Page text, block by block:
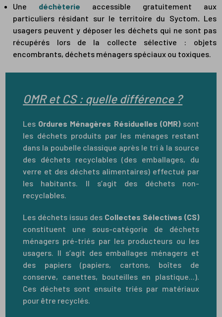
Une déchèterie accessible gratuitement aux
particuliers résidant sur le territoire du Syctom. Les
usagers peuvent y déposer les déchets qui ne sont pas
récupérés lors de la collecte sélective : objets
encombrants, déchets ménagers spéciaux ou toxiques.
OMR et CS : quelle différence ?
Les Ordures Ménagères Résiduelles (OMR)sont
les déchets produits par les ménages restant
dans la poubelle classique après le tri à la source
des déchets recyclables (des emballages, du
verre et des déchets alimentaires) effectué par
les habitants. Il s’agit des déchets non-
recyclables.
Les déchets issus des Collectes Sélectives (CS)
constituent une sous-catégorie de déchets
ménagers pré-triés par les producteurs ou les
usagers. Il s’agit des emballages ménagers et
des papiers (papiers, cartons, boîtes de
conserve, canettes, bouteilles en plastique...).
Ces déchets sont ensuite triés par matériaux
pour être recyclés.